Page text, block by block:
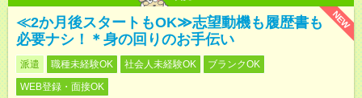
NEW
≪2か月後スタートもOK≫志望動機も履歴書も
必要ナシ！＊身の回りのお手伝い
派遣 職種未経験OK 社会人未経験OK
ブランクOK
WEB登録・面接OK